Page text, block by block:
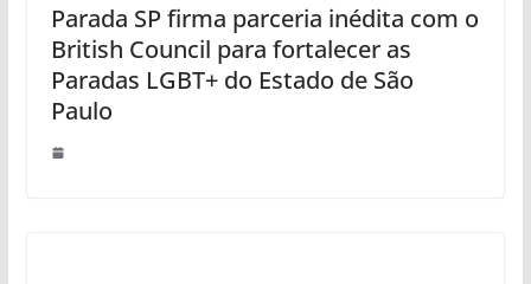
Parada SP firma parceria inédita com o
British Council para fortalecer as
Paradas LGBT+ do Estado de São
Paulo